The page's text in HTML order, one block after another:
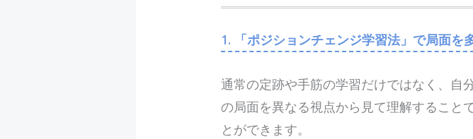
1. 「ポジションチェンジ学習法」で局面を
通常の定跡や手筋の学習だけではなく、自
の局面を異なる視点から見て理解すること
とができます。